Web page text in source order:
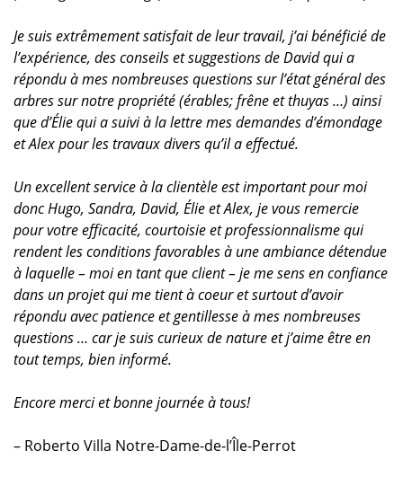
Je suis extrêmement satisfait de leur travail, j’ai bénéficié de
l’expérience, des conseils et suggestions de David qui a
répondu à mes nombreuses questions sur l’état général des
arbres sur notre propriété (érables; frêne et thuyas …) ainsi
que d’Élie qui a suivi à la lettre mes demandes d’émondage
et Alex pour les travaux divers qu’il a effectué.
Un excellent service à la clientèle est important pour moi
donc Hugo, Sandra, David, Élie et Alex, je vous remercie
pour votre efficacité, courtoisie et professionnalisme qui
rendent les conditions favorables à une ambiance détendue
à laquelle – moi en tant que client – je me sens en confiance
dans un projet qui me tient à coeur et surtout d’avoir
répondu avec patience et gentillesse à mes nombreuses
questions … car je suis curieux de nature et j’aime être en
tout temps, bien informé.
Encore merci et bonne journée à tous!
– Roberto Villa Notre-Dame-de-l’Île-Perrot